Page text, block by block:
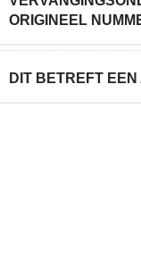
ORIGINEEL
DIT BETREFT